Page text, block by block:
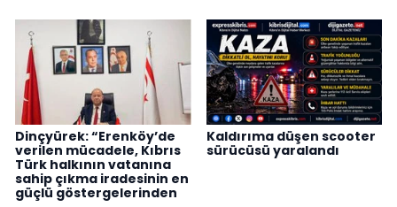
Dinçyürek: “Erenköy’de
verilen mücadele, Kıbrıs
Türk halkının vatanına
sahip çıkma iradesinin en
güçlü göstergelerinden
Kaldırıma düşen scooter
sürücüsü yaralandı